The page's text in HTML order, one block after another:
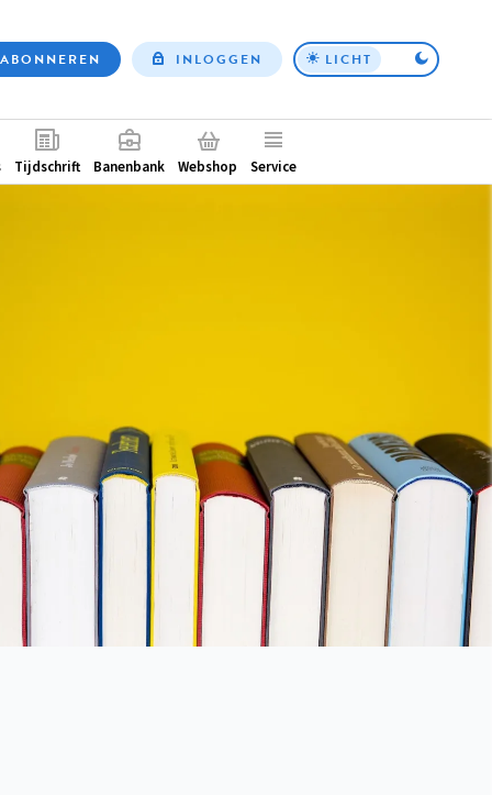
Top
ABONNEREN INLOGGEN LICHT
Tijdschrift Banenbank Webshop Service